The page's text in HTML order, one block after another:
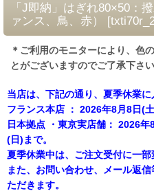
「J即納」はぎれ80×50：
ァンス、鳥、赤）
[
＊ご利用のモニターにより、色
とがございますのでご了承下さい
当店は、下記の通り、夏季休業に
フランス本店 ： 2026年8月8日(
日本拠点 ・東京実店舗： 2026
(日)まで。
夏季休業中は、ご注文受付に一部
また、お問い合わせ、メール返
ただきます。